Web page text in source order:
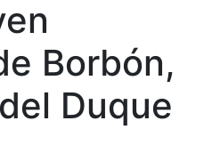
Borbón,
Duque